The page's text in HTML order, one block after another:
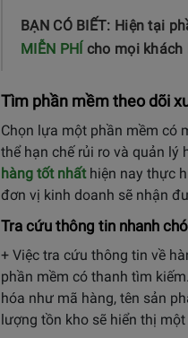
BẠN CÓ BIẾT: Hiện tại
MIỄN PHÍ cho mọi khách
Tìm phần mềm theo dõi
Chọn lựa một phần mềm có
thể hạn chế rủi ro và quản lý
hàng tốt nhấthiện nay thực
đơn vị kinh doanh sẽ nhận
Tra cứu thông tin nhanh
+ Việc tra cứu thông tin về
phần mềm có thanh tìm
hóa như mã hàng, tên sản
lượng tồn kho sẽ hiển thị